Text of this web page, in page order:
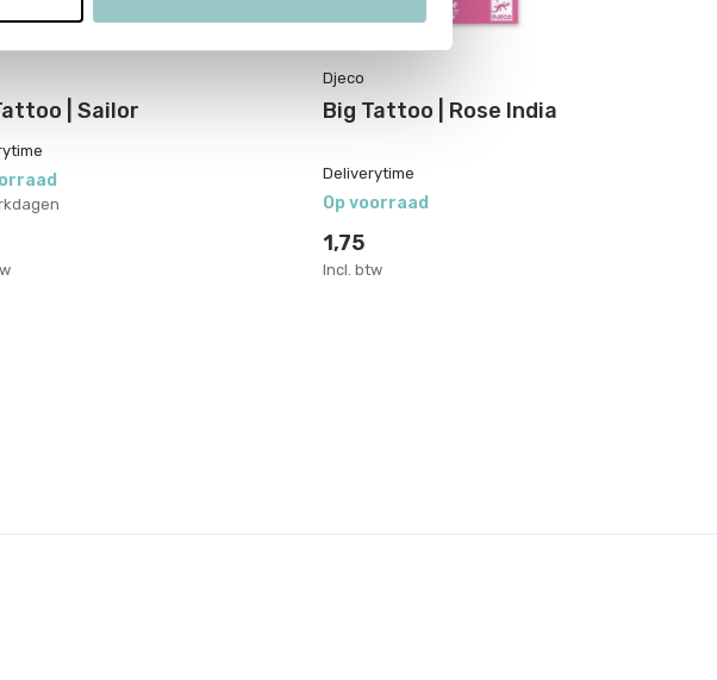
| Sailor
Djeco
Big Tattoo | Rose India
Deliverytime
Op voorraad
1,75
Incl. btw